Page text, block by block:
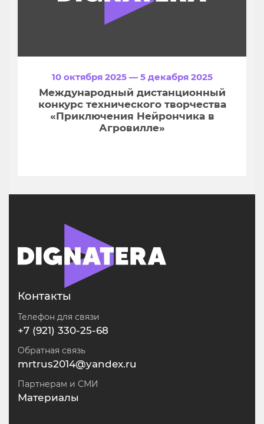
10 октября 2025 — 5 декабря 2025
Международный дистанционный
конкурс технического творчества
«Приключения Нейрончика в
Агровилле»
Контакты
Телефон для связи
+7 (921) 330-25-68
Обратная связь
mrtrus2014@yandex.ru
Партнерам и СМИ
Материалы